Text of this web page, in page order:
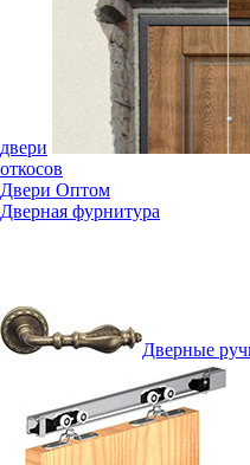
двери
откосов
Двери Оптом
Дверная фурнитура
Дверные